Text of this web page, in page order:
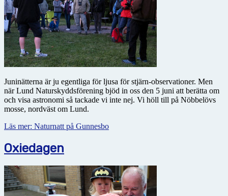
Juninätterna är ju egentliga för ljusa för stjärn-observationer. Men
när Lund Naturskyddsförening bjöd in oss den 5 juni att berätta om
och visa astronomi så tackade vi inte nej. Vi höll till på Nöbbelövs
mosse, nordväst om Lund.
Läs mer: Naturnatt på Gunnesbo
Oxiedagen